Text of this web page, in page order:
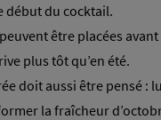
début du cocktail.
peuvent être placées
plus tôt qu’en été.
doit aussi être pensé
la fraîcheur